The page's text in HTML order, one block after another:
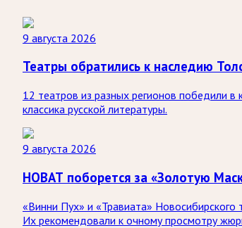
9 августа 2026
Театры обратились к наследию
12 театров из разных регионов победили в
классика русской литературы.
9 августа 2026
НОВАТ поборется за «Золотую
«Винни Пух» и «Травиата»
Их рекомендовали к очному просмотру